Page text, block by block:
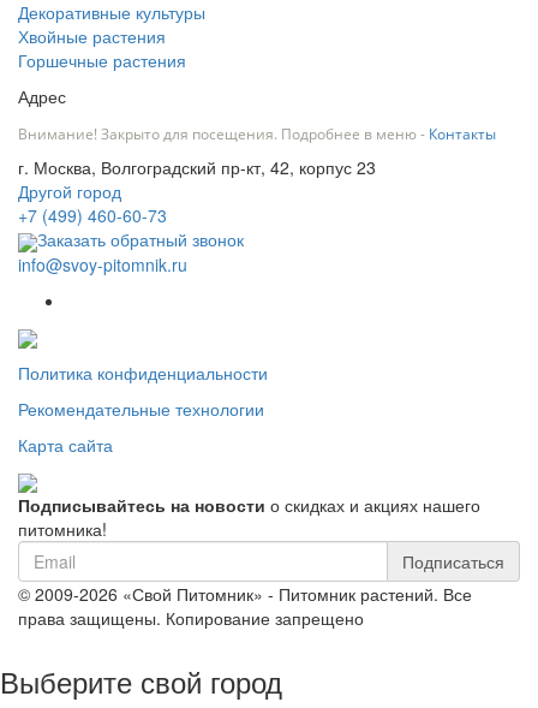
Декоративные культуры
Хвойные растения
Горшечные растения
Адрес
Внимание! Закрыто для посещения. Подробнее в меню - Контакты
г. Москва, Волгоградский пр-кт, 42, корпус 23
Другой город
+7 (499) 460-60-73
Заказать обратный звонок
info@svoy-pitomnik.ru
Политика конфиденциальности
Рекомендательные технологии
Карта сайта
Подписывайтесь на новости о скидках и акциях нашего
питомника!
Подписаться
© 2009-2026 «Свой Питомник» - Питомник растений. Все
права защищены. Копирование запрещено
Выберите свой город